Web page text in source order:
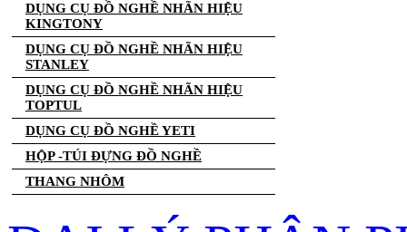
DỤNG CỤ ĐỒ NGHỀ NHÃN HIỆU
KINGTONY
DỤNG CỤ ĐỒ NGHỀ NHÃN HIỆU
STANLEY
DỤNG CỤ ĐỒ NGHỀ NHÃN HIỆU
TOPTUL
DỤNG CỤ ĐỒ NGHỀ YETI
HỘP -TÚI ĐỰNG ĐỒ NGHỀ
THANG NHÔM